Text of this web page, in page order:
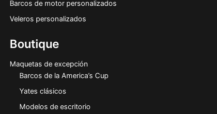
Barcos de motor personalizados
Veleros personalizados
Boutique
Maquetas de excepción
Barcos de la America’s Cup
Yates clásicos
Modelos de escritorio